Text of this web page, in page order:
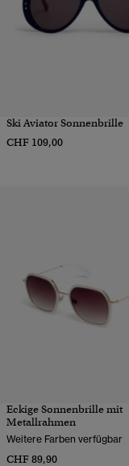
Ski Aviator Sonnenbrille
CHF 109,00
Eckige Sonnenbrille mit
Metallrahmen
Weitere Farben verfügbar
CHF 89,90